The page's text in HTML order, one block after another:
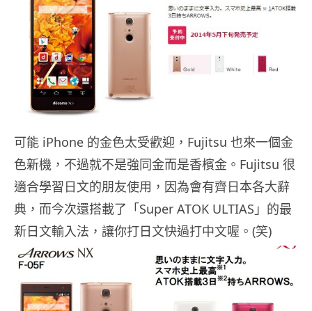
可能 iPhone 的金色太受歡迎，Fujitsu 也來一個金
色新機，不過就不是強同金而是香檳金。Fujitsu 很
適合學習日文的朋友使用，因為會有齊日本各大辭
典，而今次還搭載了「Super ATOK ULTIAS」的最
新日文輸入法，讓你打日文快過打中文喔。(笑)